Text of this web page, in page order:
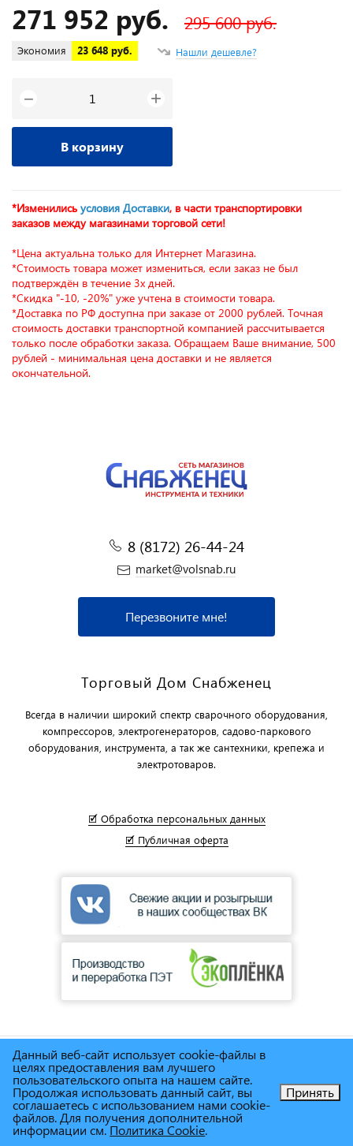
271 952 руб. 295 600 руб.
Экономия 23 648 руб. Нашли дешевле?
− +
В корзину
*Изменились условия Доставки, в части транспортировки
заказов между магазинами торговой сети!
*Цена актуальна только для Интернет Магазина.
*Стоимость товара может измениться, если заказ не был
подтверждён в течение 3х дней.
*Скидка "-10, -20%" уже учтена в стоимости товара.
*Доставка по РФ доступна при заказе от 2000 рублей. Точная
стоимость доставки транспортной компанией рассчитывается
только после обработки заказа. Обращаем Ваше внимание, 500
рублей - минимальная цена доставки и не является
окончательной.
8 (8172) 26-44-24
market@volsnab.ru
Перезвоните мне!
Торговый Дом Снабженец
Всегда в наличии широкий спектр сварочного оборудования,
компрессоров, электрогенераторов, садово-паркового
оборудования, инструмента, а так же сантехники, крепежа и
электротоваров.
🗹 Обработка персональных данных
🗹 Публичная оферта
© Сеть магазинов инструмента и техники"Торговый дом
Снабженец" 1995г. - 2025г.
Позвоните нам!
Данный веб-сайт использует cookie-файлы в
целях предоставления вам лучшего
пользовательского опыта на нашем сайте.
Продолжая использовать данный сайт, вы
соглашаетесь с использованием нами cookie-
файлов. Для получения дополнительной
информации см.Политика Cookie.
Принять